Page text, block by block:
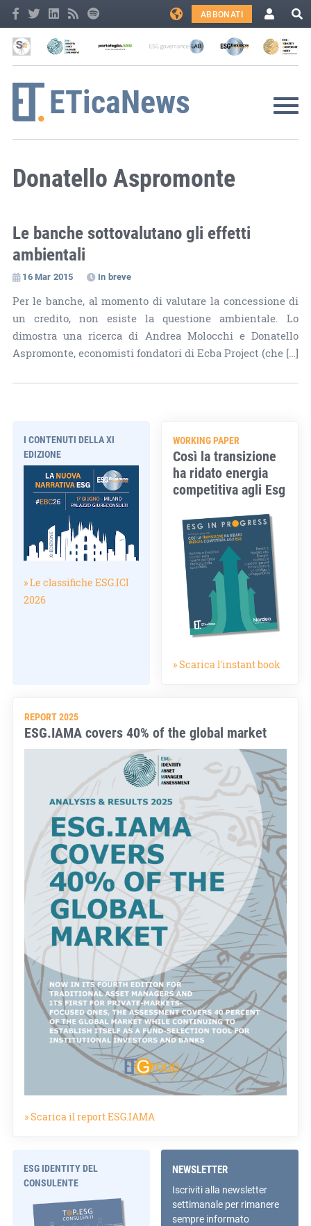
ABBONATI
Donatello Aspromonte
Le banche sottovalutano gli effetti
ambientali
16 Mar 2015 In breve
Per le banche, al momento di valutare la concessione di
un credito, non esiste la questione ambientale. Lo
dimostra una ricerca di Andrea Molocchi e Donatello
Aspromonte, economisti fondatori di Ecba Project (che […]
I CONTENUTI DELLA XI
EDIZIONE
» Le classifiche ESG.ICI
2026
WORKING PAPER
Così la transizione
ha ridato energia
competitiva agli Esg
» Scarica l'instant book
REPORT 2025
ESG.IAMA covers 40% of the global market
» Scarica il report ESG.IAMA
ESG IDENTITY DEL
CONSULENTE
NEWSLETTER
Iscriviti alla newsletter
settimanale per rimanere
sempre informato